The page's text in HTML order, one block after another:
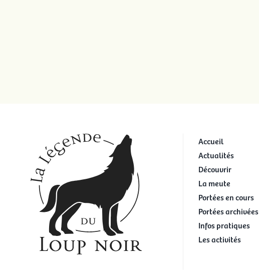
Accueil
Actualités
Découvrir
La meute
Portées en cours
Portées archivées
Infos pratiques
Les activités